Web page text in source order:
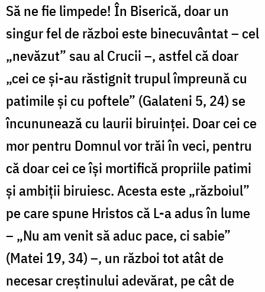
Să ne fie limpede! În Biserică, doar un
singur fel de război este binecuvântat – cel
„nevăzut” sau al Crucii –, astfel că doar
„cei ce și-au răstignit trupul împreună cu
patimile și cu poftele” (Galateni 5, 24) se
încununează cu laurii biruinței. Doar cei ce
mor pentru Domnul vor trăi în veci, pentru
că doar cei ce își mortifică propriile patimi
și ambiții biruiesc. Acesta este „războiul”
pe care spune Hristos că L-a adus în lume
– „Nu am venit să aduc pace, ci sabie”
(Matei 19, 34) –, un război tot atât de
necesar creștinului adevărat, pe cât de